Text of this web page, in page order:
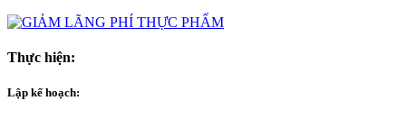
Thực hiện:
Lập kế hoạch: